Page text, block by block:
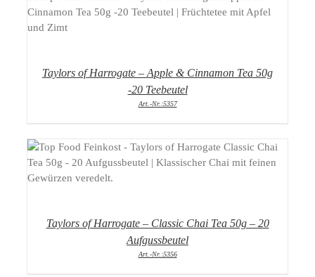
DETAILS
Taylors of Harrogate – Apple & Cinnamon Tea 50g
-20 Teebeutel
Art.-Nr.:5357
DETAILS
Taylors of Harrogate – Classic Chai Tea 50g – 20
Aufgussbeutel
Art.-Nr.:5356